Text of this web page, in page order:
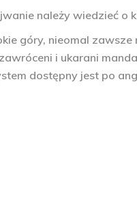
należy wiedzieć
góry, nieomal
i ukarani
dostępny jest po